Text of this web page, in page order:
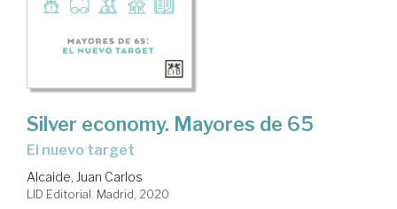
Silver economy. Mayores de 65
el nuevo target
Alcaide, Juan Carlos
LID Editorial. Madrid, 2020